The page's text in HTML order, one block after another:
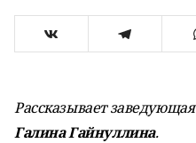
Рассказывает
Галина Гайнуллина.